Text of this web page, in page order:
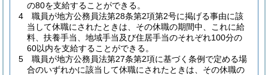
の80を支給することができる。
4
職員が地方公務員法第28条第2項第2号に掲げる事由に該
当して休職にされたときは、その休職の期間中、これに給
料、扶養手当、地域手当及び住居手当のそれぞれ100分の
60以内を支給することができる。
5
職員が地方公務員法第27条第2項に基づく条例で定める場
合のいずれかに該当して休職にされたときは、その休職の